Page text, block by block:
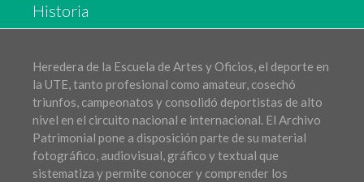
Historia
Heredera de la Escuela de Artes y Oficios, el deporte en
la UTE, tanto profesional como amateur, cosechó
triunfos, campeonatos y consolidó deportistas de alto
nivel en el circuito nacional e internacional. El Archivo
Patrimonial pone a disposición parte de su material
fotográfico, audiovisual, gráfico y textual que
sistematiza y permite conocer y comprender los